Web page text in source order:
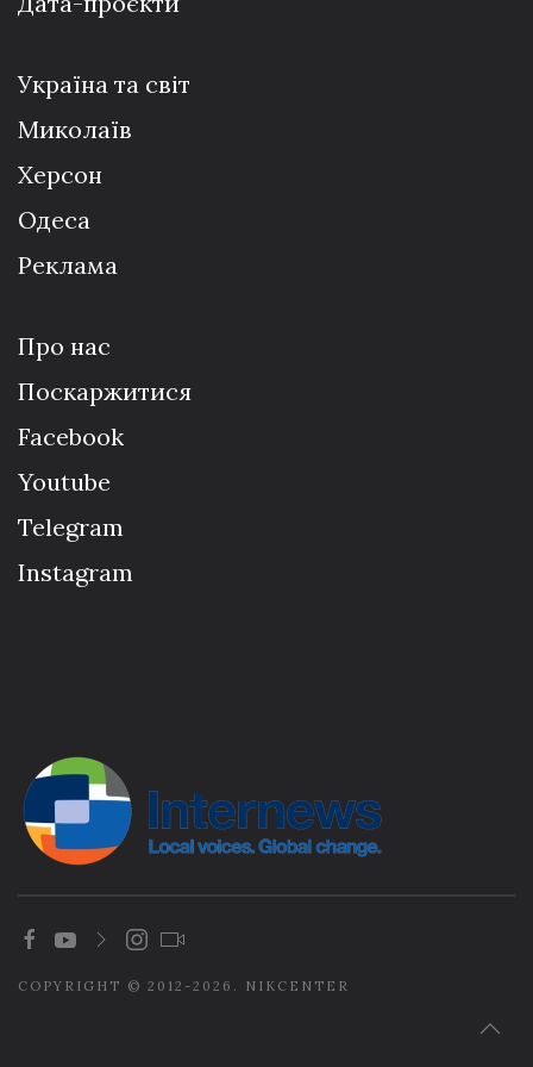
Україна та світ
Миколаїв
Херсон
Одеса
Реклама
Про нас
Поскаржитися
Facebook
Youtube
Telegram
Instagram
COPYRIGHT © 2012-2026. NIKCENTER